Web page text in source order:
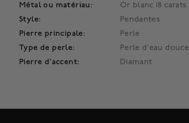
Métal ou matériau:
Or blanc 18 carats
Style:
Pendantes
Pierre principale:
Perle
Type de perle:
Perle d'eau douce
Pierre d'accent:
Diamant